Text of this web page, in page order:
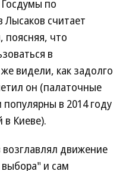
по
Лысаков считает
поясняя, что
в
видели, как задолго
он (палаточные
в 2014 году
в Киеве).
движение
и сам